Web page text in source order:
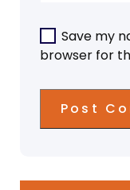
Save my
browser for